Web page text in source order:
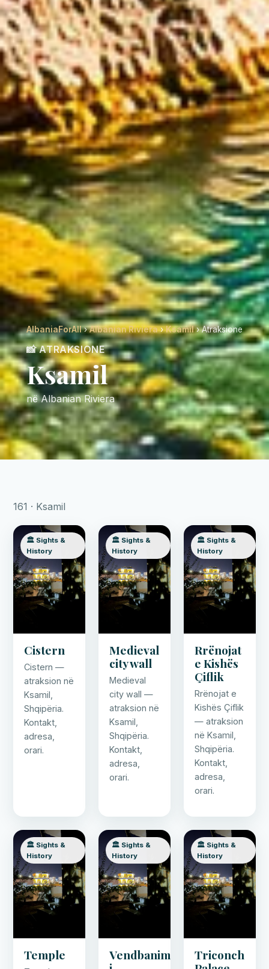
AlbaniaForAll›Albanian Riviera›Ksamil› Atraksione
📸 ATRAKSIONE
Ksamil
në Albanian Riviera
161 · Ksamil
🏛️ Sights &
History
Cistern
Cistern —
atraksion në
Ksamil,
Shqipëria.
Kontakt,
adresa,
orari.
🏛️ Sights &
History
Medieval
city wall
Medieval
city wall —
atraksion në
Ksamil,
Shqipëria.
Kontakt,
adresa,
orari.
🏛️ Sights &
History
Rrënojat
e Kishës
Çiflik
Rrënojat e
Kishës Çiflik
— atraksion
në Ksamil,
Shqipëria.
Kontakt,
adresa,
orari.
🏛️ Sights &
History
Temple
🏛️ Sights &
History
Vendbanimi
🏛️ Sights &
History
Triconch